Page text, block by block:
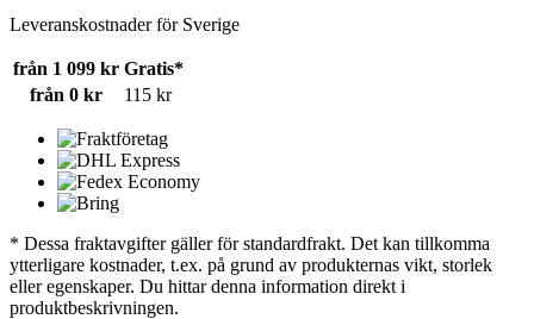
Leveranskostnader för Sverige
från 1 099 kr Gratis*
från 0 kr
115 kr
* Dessa fraktavgifter gäller för standardfrakt. Det kan tillkomma
ytterligare kostnader, t.ex. på grund av produkternas vikt, storlek
eller egenskaper. Du hittar denna information direkt i
produktbeskrivningen.